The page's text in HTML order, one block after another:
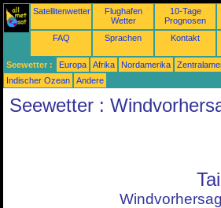
Satellitenwetter
Flughafen
Wetter
10-Tage
Prognosen
FAQ Sprachen Kontakt
Seewetter : Europa Afrika Nordamerika
Indischer Ozean
Andere
Seewetter :